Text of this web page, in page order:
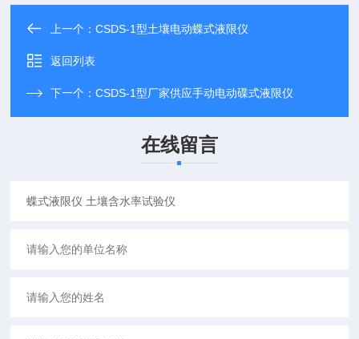
上一个：CSDS-1型土壤电动蝶式液限仪
返回列表
下一个：CSDS-1型厂家供应手动电动碟式液限仪
在线留言